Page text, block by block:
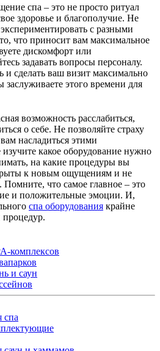
спа – это не просто ритуал
здоровье и благополучие. Не
с разными
что приносит вам максимальное
дискомфорт или
задавать вопросы персоналу.
и сделать ваш визит максимально
этого времени для
возможность расслабиться,
о себе. Не позволяйте страху
насладиться этими
какое оборудование нужно
на какие процедуры вы
к новым ощущениям и не
Помните, что самое главное – это
и положительные эмоции. И,
спа оборудования крайне
процедур.
комплексов
и саун
спа